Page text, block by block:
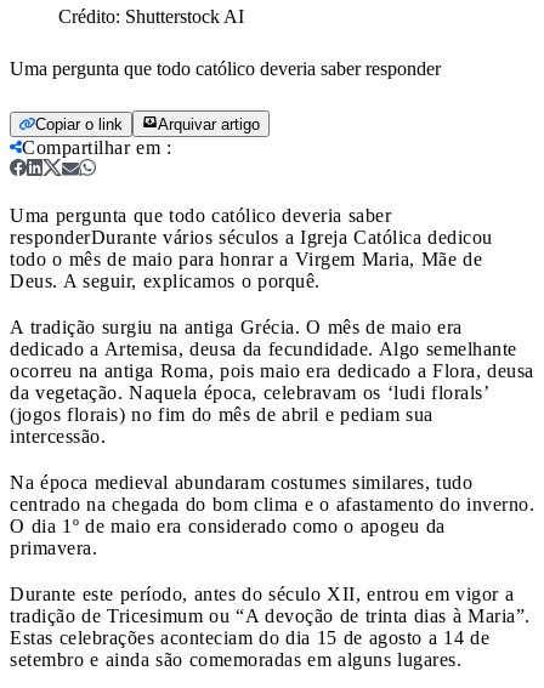
Crédito: Shutterstock AI
Uma pergunta que todo católico deveria saber responder
Copiar o link Arquivar artigo
Compartilhar em :
Uma pergunta que todo católico deveria saber
responderDurante vários séculos a Igreja Católica dedicou
todo o mês de maio para honrar a Virgem Maria, Mãe de
Deus. A seguir, explicamos o porquê.
A tradição surgiu na antiga Grécia. O mês de maio era
dedicado a Artemisa, deusa da fecundidade. Algo semelhante
ocorreu na antiga Roma, pois maio era dedicado a Flora, deusa
da vegetação. Naquela época, celebravam os ‘ludi florals’
(jogos florais) no fim do mês de abril e pediam sua
intercessão.
Na época medieval abundaram costumes similares, tudo
centrado na chegada do bom clima e o afastamento do inverno.
O dia 1º de maio era considerado como o apogeu da
primavera.
Durante este período, antes do século XII, entrou em vigor a
tradição de Tricesimum ou “A devoção de trinta dias à Maria”.
Estas celebrações aconteciam do dia 15 de agosto a 14 de
setembro e ainda são comemoradas em alguns lugares.